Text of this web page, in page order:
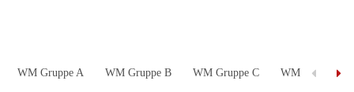
WM Gruppe A WM Gruppe B WM Gruppe C WM Gruppe D